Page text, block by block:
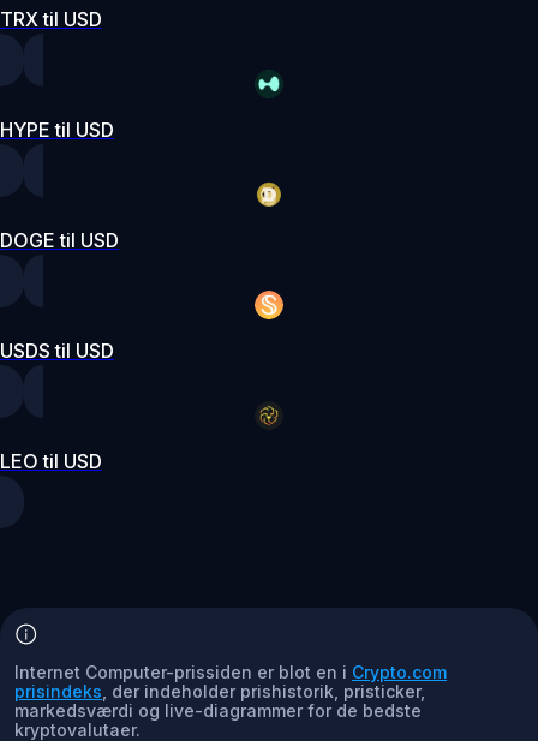
TRX til USD
HYPE til USD
DOGE til USD
USDS til USD
LEO til USD
Internet Computer-prissiden er blot en i Crypto.com
prisindeks , der indeholder prishistorik, pristicker,
markedsværdi og live-diagrammer for de bedste
kryptovalutaer.